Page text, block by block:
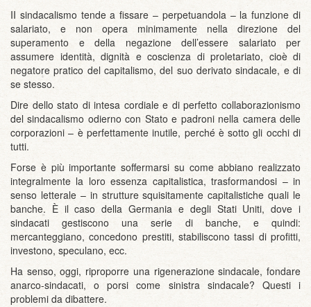
II sindacalismo tende a fissare – perpetuandola – la funzione di
salariato, e non opera minimamente nella direzione del
superamento e della negazione dell’essere salariato per
assumere identità, dignità e coscienza di proletariato, cioè di
negatore pratico del capitalismo, del suo derivato sindacale, e di
se stesso.
Dire dello stato di intesa cordiale e di perfetto collaborazionismo
del sindacalismo odierno con Stato e padroni nella camera delle
corporazioni – è perfettamente inutile, perché è sotto gli occhi di
tutti.
Forse è più importante soffermarsi su come abbiano realizzato
integralmente la loro essenza capitalistica, trasformandosi – in
senso letterale – in strutture squisitamente capitalistiche quali le
banche. È il caso della Germania e degli Stati Uniti, dove i
sindacati gestiscono una serie di banche, e quindi:
mercanteggiano, concedono prestiti, stabiliscono tassi di profitti,
investono, speculano, ecc.
Ha senso, oggi, riproporre una rigenerazione sindacale, fondare
anarco-sindacati, o porsi come sinistra sindacale? Questi i
problemi da dibattere.